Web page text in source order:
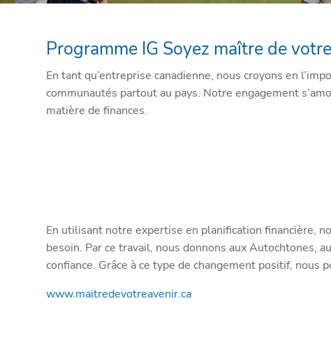
Programme IG Soyez maître de
En tant qu’entreprise canadienne, nous croyons en
communautés partout au pays. Notre engagement
matière de finances.
En utilisant notre expertise en planification financière,
besoin. Par ce travail, nous donnons aux Autochtones,
confiance. Grâce à ce type de changement positif,
www.maitredevotreavenir.ca